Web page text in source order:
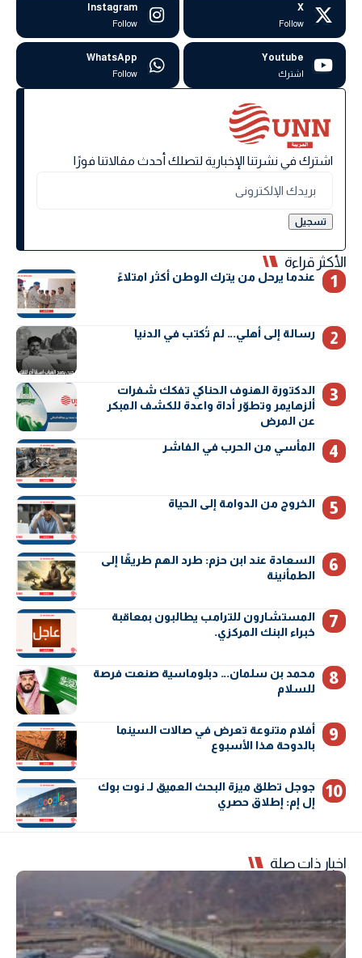
X
Follow
Instagram
Follow
Youtube
اشترك
WhatsApp
Follow
اشترك في نشرتنا الإخبارية لتصلك أحدث مقالاتنا فورًا
الأكثر قراءة
عندما يرحل من يترك الوطن أكثر امتلاءً
رسالة إلى أهلي… لم تُكتب في الدنيا
الدكتورة الهنوف الحناكي تفكك شفرات
ألزهايمر وتطوّر أداة واعدة للكشف المبكر
عن المرض
المأسي من الحرب في الفاشر
الخروج من الدوامة إلى الحياة
السعادة عند ابن حزم: طرد الهم طريقًا إلى
الطمأنينة
المستشارون للترامب يطالبون بمعاقبة
خبراء البنك المركزي.
محمد بن سلمان… دبلوماسية صنعت فرصة
للسلام
أفلام متنوعة تعرض في صالات السينما
بالدوحة هذا الأسبوع
جوجل تطلق ميزة البحث العميق لـ نوت بوك
إل إم: إطلاق حصري
اخبار ذات صلة